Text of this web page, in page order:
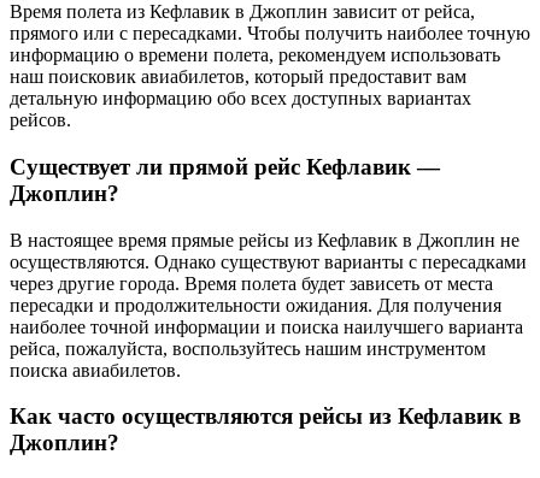
Время полета из Кефлавик в Джоплин зависит от рейса,
прямого или с пересадками. Чтобы получить наиболее точную
информацию о времени полета, рекомендуем использовать
наш поисковик авиабилетов, который предоставит вам
детальную информацию обо всех доступных вариантах
рейсов.
Существует ли прямой рейс Кефлавик —
Джоплин?
В настоящее время прямые рейсы из Кефлавик в Джоплин не
осуществляются. Однако существуют варианты с пересадками
через другие города. Время полета будет зависеть от места
пересадки и продолжительности ожидания. Для получения
наиболее точной информации и поиска наилучшего варианта
рейса, пожалуйста, воспользуйтесь нашим инструментом
поиска авиабилетов.
Как часто осуществляются рейсы из Кефлавик в
Джоплин?